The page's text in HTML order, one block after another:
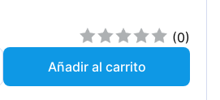
(0)
Añadir al carrito